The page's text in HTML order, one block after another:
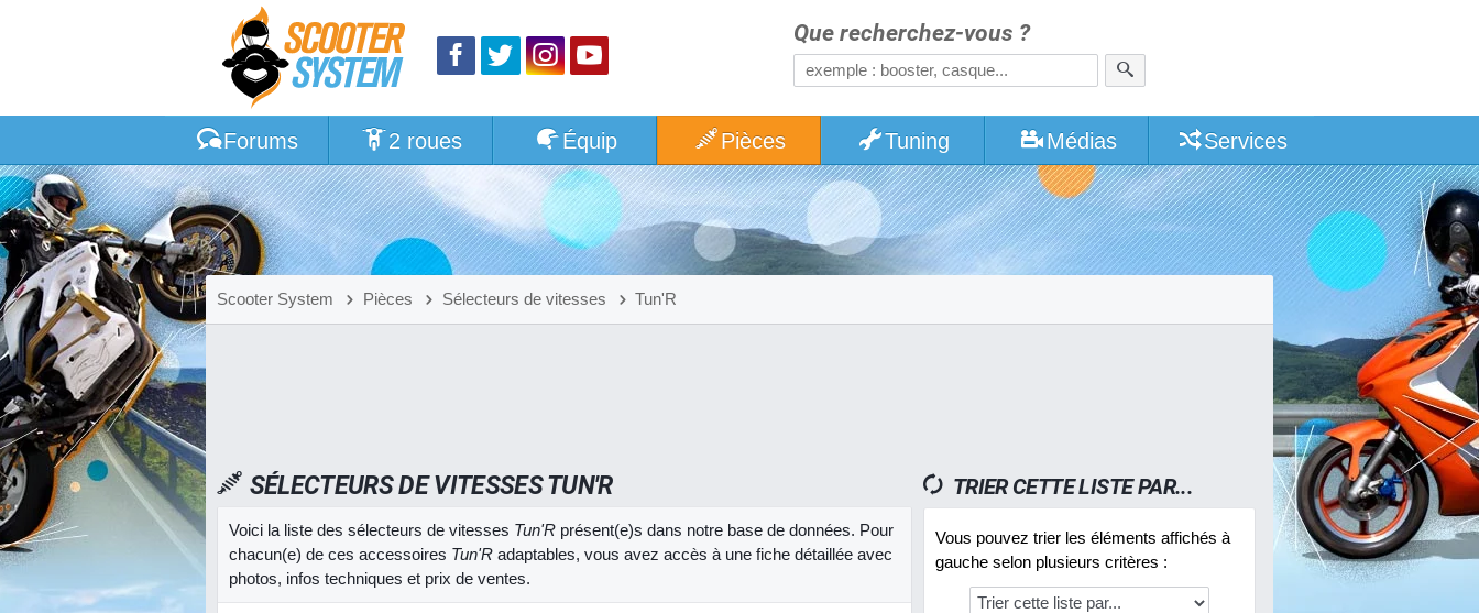
Que recherchez-vous ?
Forums 2 roues Équip Pièces Tuning Médias Services
Scooter System Pièces Sélecteurs de vitesses Tun'R
SÉLECTEURS DE VITESSES TUN'R
Voici la liste des sélecteurs de vitesses Tun'R présent(e)s dans notre base de données. Pour
chacun(e) de ces accessoires Tun'R adaptables, vous avez accès à une fiche détaillée avec
photos, infos techniques et prix de ventes.
TRIER CETTE LISTE PAR...
Vous pouvez trier les éléments affichés à
gauche selon plusieurs critères :